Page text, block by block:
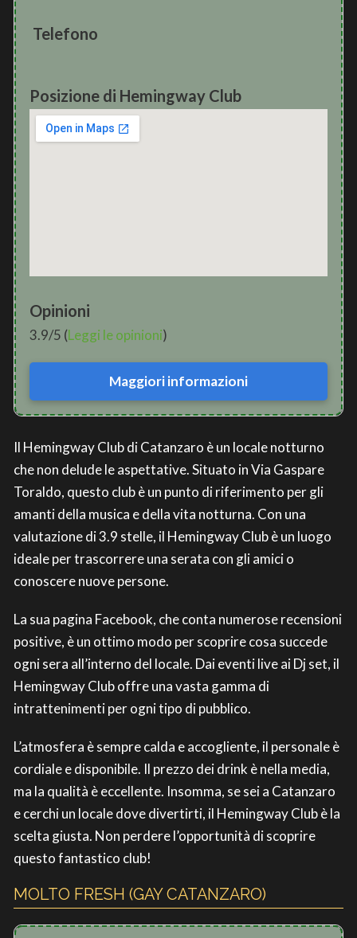
Telefono
Posizione di Hemingway Club
Opinioni
3.9/5 (Leggi le opinioni)
Maggiori informazioni
Il Hemingway Club di Catanzaro è un locale notturno
che non delude le aspettative. Situato in Via Gaspare
Toraldo, questo club è un punto di riferimento per gli
amanti della musica e della vita notturna. Con una
valutazione di 3.9 stelle, il Hemingway Club è un luogo
ideale per trascorrere una serata con gli amici o
conoscere nuove persone.
La sua pagina Facebook, che conta numerose recensioni
positive, è un ottimo modo per scoprire cosa succede
ogni sera all’interno del locale. Dai eventi live ai Dj set, il
Hemingway Club offre una vasta gamma di
intrattenimenti per ogni tipo di pubblico.
L’atmosfera è sempre calda e accogliente, il personale è
cordiale e disponibile. Il prezzo dei drink è nella media,
ma la qualità è eccellente. Insomma, se sei a Catanzaro
e cerchi un locale dove divertirti, il Hemingway Club è la
scelta giusta. Non perdere l’opportunità di scoprire
questo fantastico club!
MOLTO FRESH (GAY CATANZARO)